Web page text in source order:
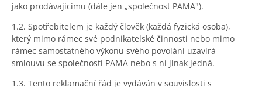
jako prodávajícímu (dále jen „společnost PAMA").
1.2. Spotřebitelem je každý člověk (každá fyzická osoba),
který mimo rámec své podnikatelské činnosti nebo mimo
rámec samostatného výkonu svého povolání uzavírá
smlouvu se společností PAMA nebo s ní jinak jedná.
1.3. Tento reklamační řád je vydáván v souvislosti s